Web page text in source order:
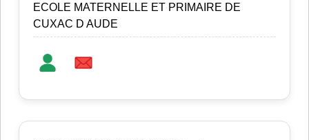
ECOLE MATERNELLE ET PRIMAIRE DE
CUXAC D AUDE